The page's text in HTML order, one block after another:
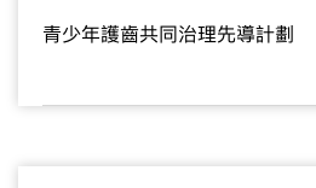
青少年護齒共同治理先導計劃